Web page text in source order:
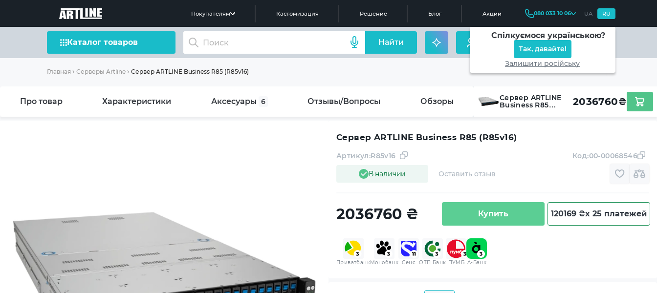
Покупателям Кастомизация Решение Блог Акции 080 033 10 06 UA RU
Спілкуємося українською?
Так, давайте!
Залишити російську
Каталог товаров Найти
Главная Серверы Artline Сервер ARTLINE Business R85 (R85v16)
Про товар Характеристики Аксесуары 6 Отзывы/Вопросы Обзоры
Сервер ARTLINE
Business R85
2036760₴
Сервер ARTLINE Business R85 (R85v16)
В наличии
Артикул:R85v16
Оставить отзыв
Код:00-00068546
2036760 ₴ Купить 120169 ₴x 25 платежей
ПриватбанкМонобанк Сенс ОТП Банк ПУМБ A-Банк